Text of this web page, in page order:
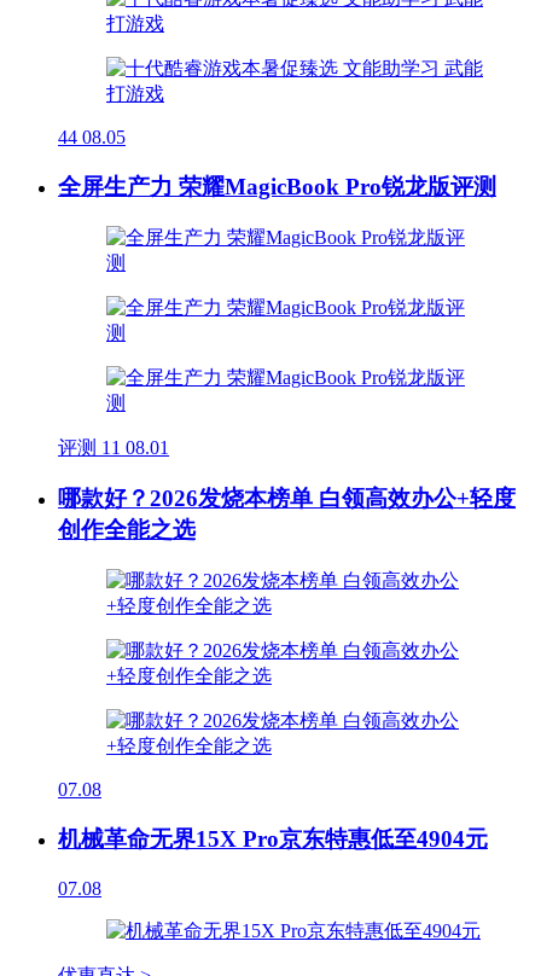
44 08.05
全屏生产力 荣耀MagicBook Pro锐龙版评测
评测 11 08.01
哪款好？2026发烧本榜单 白领高效办公+轻度
创作全能之选
07.08
机械革命无界15X Pro京东特惠低至4904元
07.08